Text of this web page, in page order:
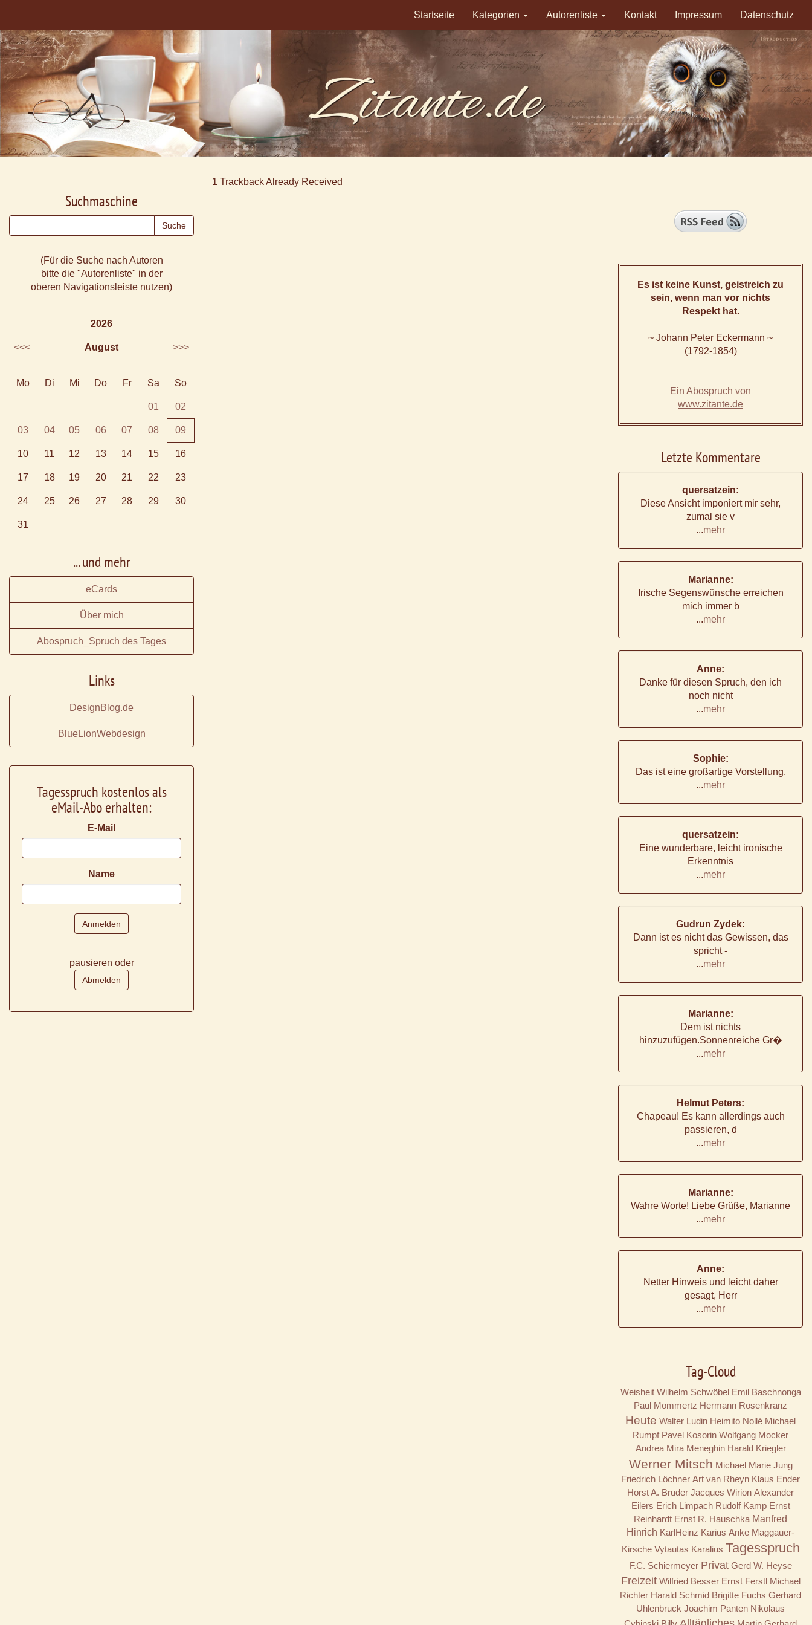
Startseite Kategorien Autorenliste Kontakt Impressum Datenschutz
1 Trackback Already Received
Suchmaschine
(Für die Suche nach Autoren
bitte die "Autorenliste" in der
oberen Navigationsleiste nutzen)
2026
<<< August >>>
Mo Di Mi Do Fr Sa So
01 02
03 04 05 06 07 08 09
10 11 12 13 14 15 16
17 18 19 20 21 22 23
24 25 26 27 28 29 30
31
... und mehr
eCards
Über mich
Abospruch_Spruch des Tages
Links
DesignBlog.de
BlueLionWebdesign
Tagesspruch kostenlos als
eMail-Abo erhalten:
E-Mail
Name
pausieren oder
Es ist keine Kunst, geistreich zu
sein, wenn man vor nichts
Respekt hat.
~ Johann Peter Eckermann ~
(1792-1854)
Ein Abospruch von
www.zitante.de
Letzte Kommentare
quersatzein:
Diese Ansicht imponiert mir sehr,
zumal sie v
...mehr
Marianne:
Irische Segenswünsche erreichen
mich immer b
...mehr
Anne:
Danke für diesen Spruch, den ich
noch nicht
...mehr
Sophie:
Das ist eine großartige Vorstellung.
...mehr
quersatzein:
Eine wunderbare, leicht ironische
Erkenntnis
...mehr
Gudrun Zydek:
Dann ist es nicht das Gewissen, das
spricht -
...mehr
Marianne:
Dem ist nichts
hinzuzufügen.Sonnenreiche Gr�
...mehr
Helmut Peters:
Chapeau! Es kann allerdings auch
passieren, d
...mehr
Marianne:
Wahre Worte! Liebe Grüße, Marianne
...mehr
Anne:
Netter Hinweis und leicht daher
gesagt, Herr
...mehr
Tag-Cloud
Weisheit Wilhelm Schwöbel Emil Baschnonga
Paul Mommertz Hermann Rosenkranz
Heute Walter Ludin Heimito Nollé Michael
Rumpf Pavel Kosorin Wolfgang Mocker
Andrea Mira Meneghin Harald Kriegler
Werner Mitsch Michael Marie Jung
Friedrich Löchner Art van Rheyn Klaus Ender
Horst A. Bruder Jacques Wirion Alexander
Eilers Erich Limpach Rudolf Kamp Ernst
Reinhardt Ernst R. Hauschka Manfred
Hinrich KarlHeinz Karius Anke Maggauer-
Kirsche Vytautas Karalius Tagesspruch
F.C. Schiermeyer Privat Gerd W. Heyse
Freizeit Wilfried Besser Ernst Ferstl Michael
Richter Harald Schmid Brigitte Fuchs Gerhard
Uhlenbruck Joachim Panten Nikolaus